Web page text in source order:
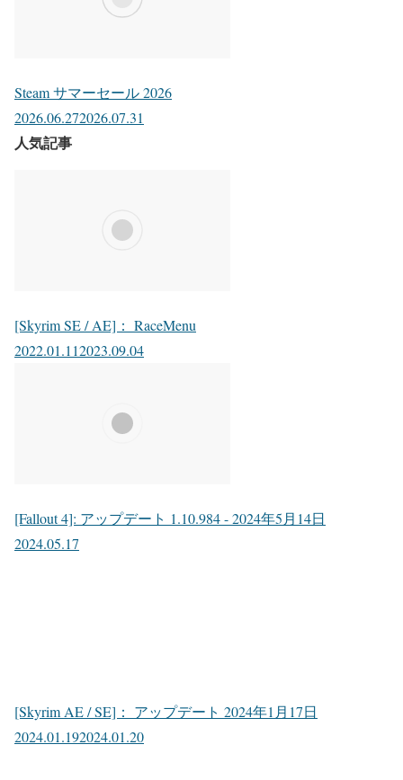
Steam サマーセール 2026
2026.06.272026.07.31
人気記事
[Skyrim SE / AE]： RaceMenu
2022.01.112023.09.04
[Fallout 4]: アップデート 1.10.984 - 2024年5月14日
2024.05.17
[Skyrim AE / SE]： アップデート 2024年1月17日
2024.01.192024.01.20